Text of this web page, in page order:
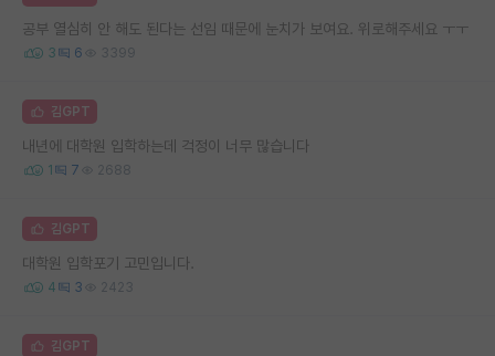
공부 열심히 안 해도 된다는 선임 때문에 눈치가 보여요. 위로해주세요 ㅜㅜ
3 6 3399
김GPT
내년에 대학원 입학하는데 걱정이 너무 많습니다
1 7 2688
김GPT
대학원 입학포기 고민입니다.
4 3 2423
김GPT